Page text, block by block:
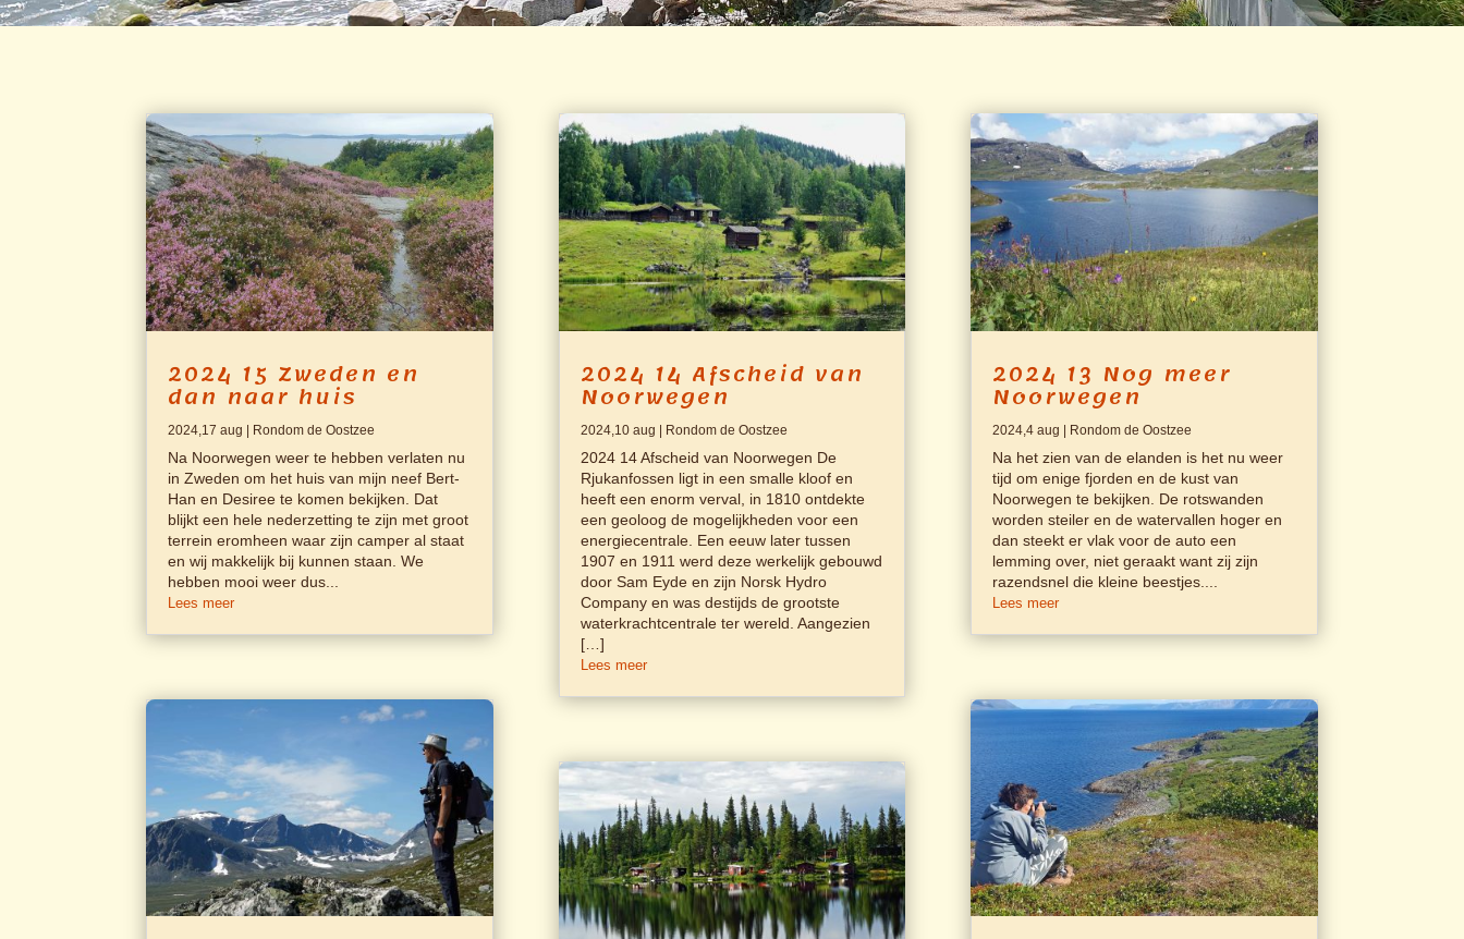
2024 15 Zweden en
dan naar huis
2024,17 aug | Rondom de Oostzee
Na Noorwegen weer te hebben verlaten nu
in Zweden om het huis van mijn neef Bert-
Han en Desiree te komen bekijken. Dat
blijkt een hele nederzetting te zijn met groot
terrein eromheen waar zijn camper al staat
en wij makkelijk bij kunnen staan. We
hebben mooi weer dus...
Lees meer
2024 14 Afscheid van
Noorwegen
2024,10 aug | Rondom de Oostzee
2024 14 Afscheid van Noorwegen De
Rjukanfossen ligt in een smalle kloof en
heeft een enorm verval, in 1810 ontdekte
een geoloog de mogelijkheden voor een
energiecentrale. Een eeuw later tussen
1907 en 1911 werd deze werkelijk gebouwd
door Sam Eyde en zijn Norsk Hydro
Company en was destijds de grootste
waterkrachtcentrale ter wereld. Aangezien
[…]
Lees meer
2024 13 Nog meer
Noorwegen
2024,4 aug | Rondom de Oostzee
Na het zien van de elanden is het nu weer
tijd om enige fjorden en de kust van
Noorwegen te bekijken. De rotswanden
worden steiler en de watervallen hoger en
dan steekt er vlak voor de auto een
lemming over, niet geraakt want zij zijn
razendsnel die kleine beestjes....
Lees meer